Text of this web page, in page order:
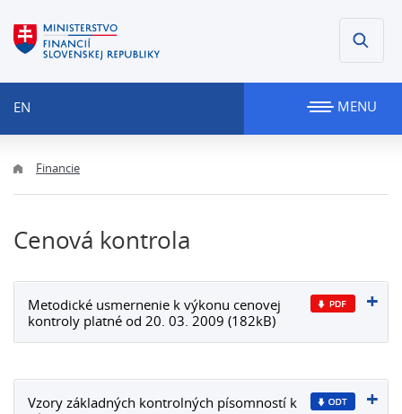
EN MENU
Financie
Cenová kontrola
Metodické usmernenie k výkonu cenovej
kontroly platné od 20. 03. 2009 (182kB)
Vzory základných kontrolných písomností k